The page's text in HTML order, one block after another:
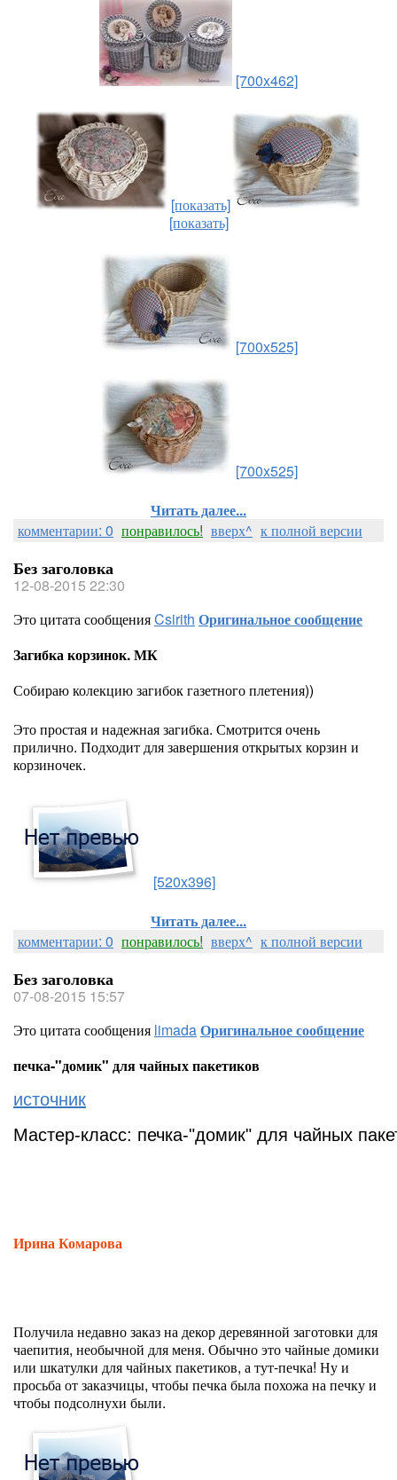
[700x462]
[показать]
[показать]
[700x525]
[700x525]
Читать далее...
комментарии: 0 понравилось! вверх^ к полной версии
Без заголовка
12-08-2015 22:30
Это цитата сообщенияCsirith Оригинальное сообщение
Загибка корзинок. МК
Собираю колекцию загибок газетного плетения))
Это простая и надежная загибка. Смотрится очень
прилично. Подходит для завершения открытых корзин и
корзиночек.
[520x396]
Читать далее...
комментарии: 0 понравилось! вверх^ к полной версии
Без заголовка
07-08-2015 15:57
Это цитата сообщения limadaОригинальное сообщение
печка-"домик" для чайных пакетиков
источник
Мастер-класс: печка-"домик" для чайных
Ирина Комарова
Получила недавно заказ на декор деревянной заготовки для
чаепития, необычной для меня. Обычно это чайные домики
или шкатулки для чайных пакетиков, а тут-печка! Ну и
просьба от заказчицы, чтобы печка была похожа на печку и
чтобы подсолнухи были.